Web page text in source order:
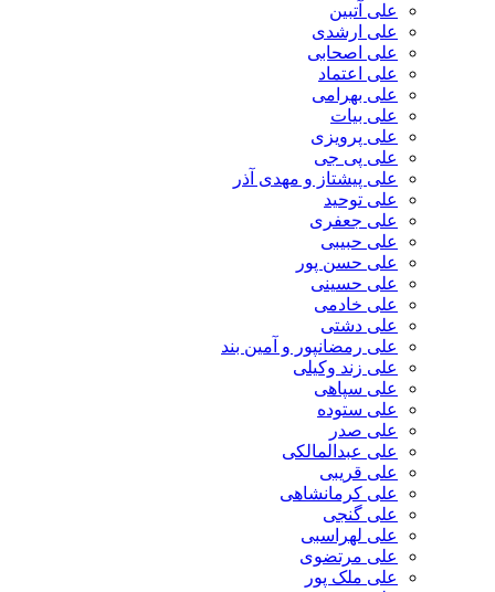
علی آتبین
علی ارشدی
علی اصحابی
علی اعتماد
علی بهرامی
علی بیات
علی پرویزی
علی پی جی
علی پیشتاز و مهدی آذر
علی توحید
علی جعفری
علی حبیبی
علی حسن پور
علی حسینی
علی خادمی
علی دشتی
علی رمضانپور و آمین بند
علی زند وکیلی
علی سپاهی
علی ستوده
علی صدر
علی عبدالمالکی
علی قریبی
علی کرمانشاهی
علی گنجی
علی لهراسبی
علی مرتضوی
علی ملک پور